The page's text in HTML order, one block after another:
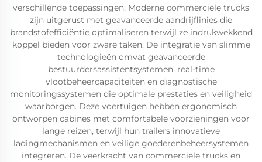
verschillende toepassingen. Moderne commerciële trucks
zijn uitgerust met geavanceerde aandrijflinies die
brandstofefficiëntie optimaliseren terwijl ze indrukwekkend
koppel bieden voor zware taken. De integratie van slimme
technologieën omvat geavanceerde
bestuurdersassistentsystemen, real-time
vlootbeheercapaciteiten en diagnostische
monitoringssystemen die optimale prestaties en veiligheid
waarborgen. Deze voertuigen hebben ergonomisch
ontworpen cabines met comfortabele voorzieningen voor
lange reizen, terwijl hun trailers innovatieve
ladingmechanismen en veilige goederenbeheersystemen
integreren. De veerkracht van commerciële trucks en